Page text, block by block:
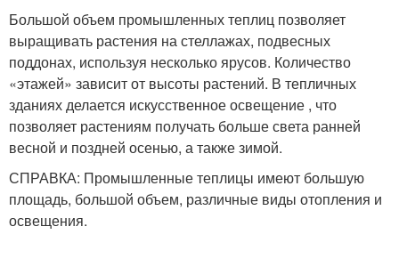
Большой объем промышленных теплиц позволяет
выращивать растения на стеллажах, подвесных
поддонах, используя несколько ярусов. Количество
«этажей» зависит от высоты растений. В тепличных
зданиях делается искусственное освещение , что
позволяет растениям получать больше света ранней
весной и поздней осенью, а также зимой.
СПРАВКА: Промышленные теплицы имеют большую
площадь, большой объем, различные виды отопления и
освещения.